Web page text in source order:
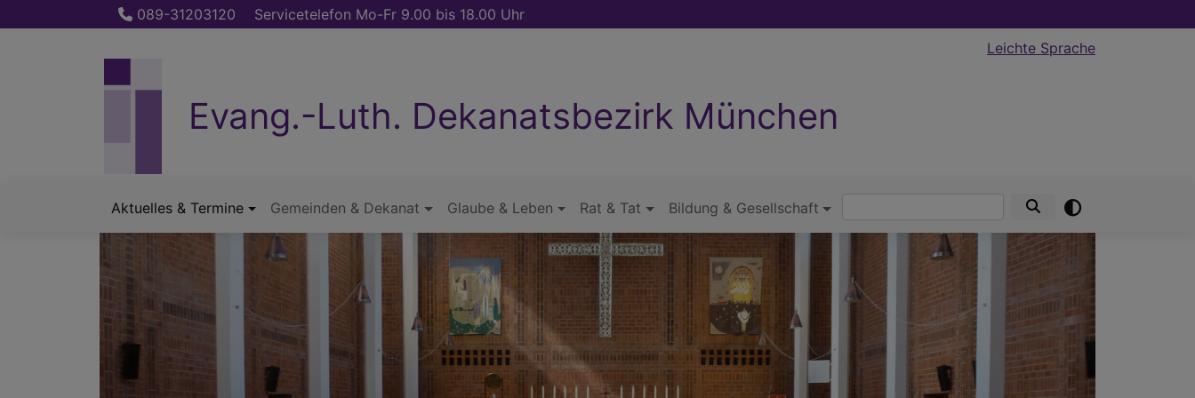
zum
089-31203120
Servicetelefon Mo-Fr 9.00 bis 18.00 Uhr
Leichte Sprache
Evang.-Luth. Dekanatsbezirk München
Hauptnavigation
Aktuelles & Termine Gemeinden & Dekanat Glaube & Leben Rat & Tat Bildung & Gesellschaft